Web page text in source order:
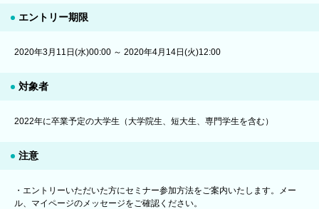
エントリー期限
2020年3月11日(水)00:00 ～ 2020年4月14日(火)12:00
対象者
2022年に卒業予定の大学生（大学院生、短大生、専門学生を含む）
注意
・エントリーいただいた方にセミナー参加方法をご案内いたします。メー
ル、マイページのメッセージをご確認ください。